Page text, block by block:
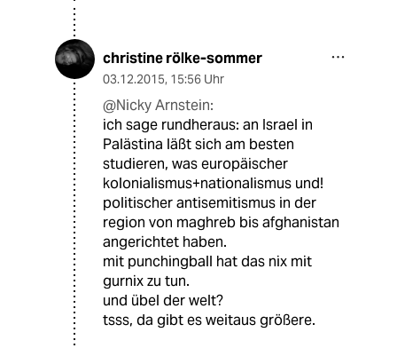
christine rölke-sommer
03.12.2015, 15:56 Uhr
@Nicky Arnstein:
ich sage rundheraus: an Israel in
Palästina läßt sich am besten
studieren, was europäischer
kolonialismus+nationalismus und!
politischer antisemitismus in der
region von maghreb bis afghanistan
angerichtet haben.
mit punchingball hat das nix mit
gurnix zu tun.
und übel der welt?
tsss, da gibt es weitaus größere.